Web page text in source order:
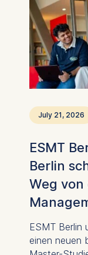
für die
Durchbrüche
weiter zu
July 21, 2026
ESMT
Berlin
Weg
ESMT Berlin
einen neuen